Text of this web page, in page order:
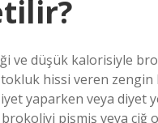
ve düşük kalorisiyle
hissi veren zengin
yaparken veya diyet
pişmiş veya çiğ